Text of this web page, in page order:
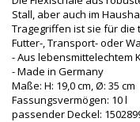
Stall, aber auch im
Tragegriffen ist sie für die
Futter-, Transport- oder
- Aus lebensmittelechtem
- Made in Germany
Maße: H: 19,0 cm, Ø: 35 cm
Fassungsvermögen: 10 l
passender Deckel: